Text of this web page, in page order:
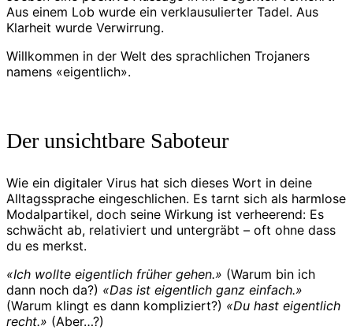
Aus einem Lob wurde ein verklausulierter Tadel. Aus
Klarheit wurde Verwirrung.
Willkommen in der Welt des sprachlichen Trojaners
namens «eigentlich».
Der unsichtbare Saboteur
Wie ein digitaler Virus hat sich dieses Wort in deine
Alltagssprache eingeschlichen. Es tarnt sich als harmlose
Modalpartikel, doch seine Wirkung ist verheerend: Es
schwächt ab, relativiert und untergräbt – oft ohne dass
du es merkst.
«Ich wollte eigentlich früher gehen.» (Warum bin ich
dann noch da?) «Das ist eigentlich ganz einfach.»
(Warum klingt es dann kompliziert?) «Du hast eigentlich
recht.» (Aber…?)